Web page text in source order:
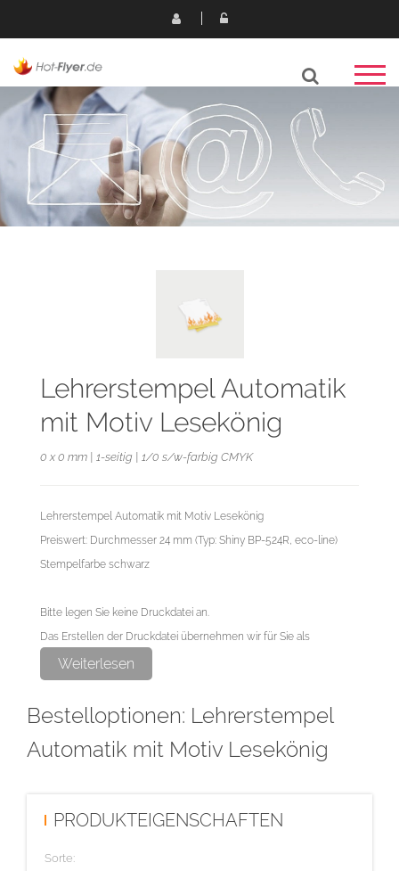
Lehrerstempel Automatik
mit Motiv Lesekönig
0 x 0 mm | 1-seitig | 1/0 s/w-farbig CMYK
Lehrerstempel Automatik mit Motiv Lesekönig
Preiswert: Durchmesser 24 mm (Typ: Shiny BP-524R, eco-line)
Stempelfarbe schwarz
Bitte legen Sie keine Druckdatei an.
Das Erstellen der Druckdatei übernehmen wir für Sie als
exklusiven Service.
Weiterlesen
Bestelloptionen: Lehrerstempel
Automatik mit Motiv Lesekönig
PRODUKTEIGENSCHAFTEN
Sorte: